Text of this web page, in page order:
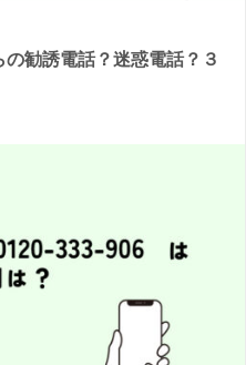
勧誘電話？迷惑電話？３